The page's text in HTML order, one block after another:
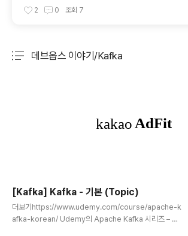
결 (feat. OTel Demo)
2 0 조회 7
데브옵스 이야기/Kafka
[Kafka] Kafka - 기본 (Topic)
더보기https://www.udemy.com/course/apache-k
afka-korean/ Udemy의 Apache Kafka 시리즈 – 초